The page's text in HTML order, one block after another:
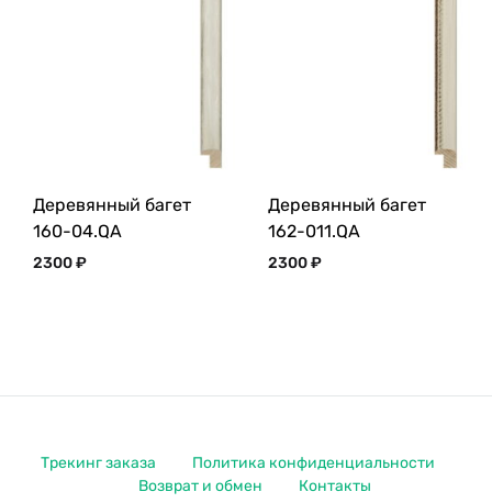
Деревянный багет
160-04.QA
2300₽
Деревянный багет
162-011.QA
2300₽
Трекинг заказа
Политика конфиденциальности
Возврат и обмен
Контакты